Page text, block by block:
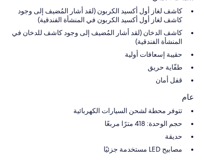
كاشف لغاز أول أكسيد الكربون (لقد أشار المُضيف إلى وجود
كاشف لغاز أول أكسيد الكربون في المنشأة الفندقية)
كاشف الدخان (لقد أشار المُضيف إلى وجود كاشف للدخان في
المنشأة الفندقية)
حقيبة إسعافات أولية
طفّاية حريق
قفل أمان
عام
تتوفر محطة لشحن السيارات الكهربائية
حجم الوحدة: 418 مترًا مربعًا
حديقة
مصابيح LED مستخدمة جزئيًا